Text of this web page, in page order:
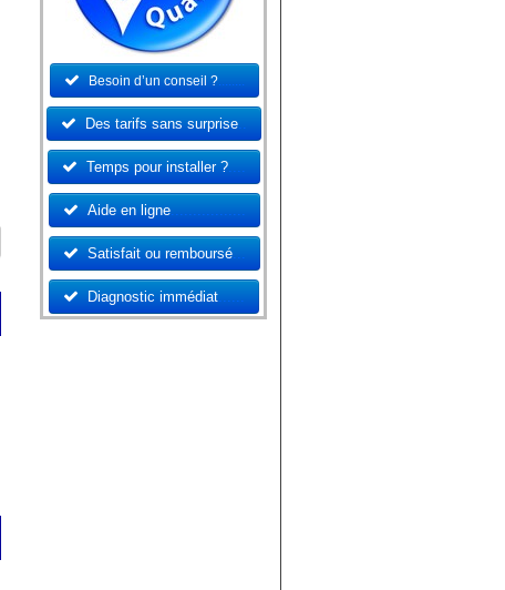
Besoin d’un conseil ?........
Des tarifs sans surprise
Temps pour installer ?
Aide en ligne.................
Satisfait ou remboursé...
Diagnostic immédiat